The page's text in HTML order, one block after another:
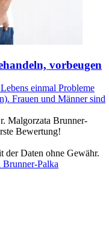
vorbeugen
einmal Probleme
Frauen und Männer sind
Malgorzata Brunner-
Bewertung!
Daten ohne Gewähr.
Palka